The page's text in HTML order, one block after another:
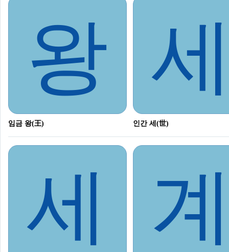
왕
임금 왕(王) 인간 세(世)
세